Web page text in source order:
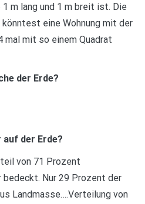
m lang und 1 m breit ist. Die
könntest eine Wohnung mit der
mal mit so einem Quadrat
der Erde?
der Erde?
von 71 Prozent
Nur 29 Prozent der
Landmasse….Verteilung von